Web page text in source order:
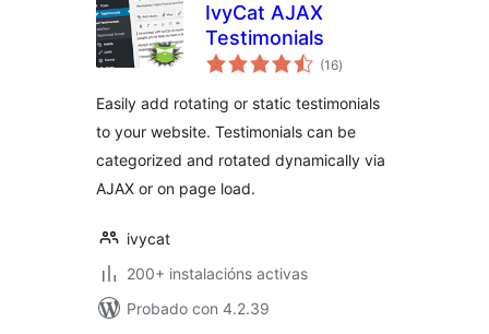
IvyCat AJAX
Testimonials
(16valoracións
totais
)
Easily add rotating or static testimonials
to your website. Testimonials can be
categorized and rotated dynamically via
AJAX or on page load.
ivycat
200+ instalacións activas
Probado con 4.2.39